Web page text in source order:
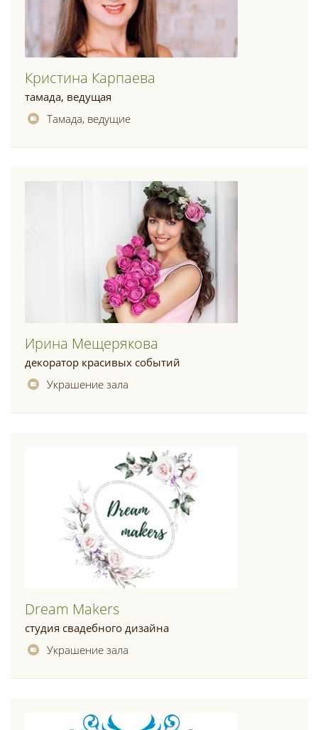
Кристина Карпаева
тамада, ведущая
Тамада, ведущие
Ирина Мещерякова
декоратор красивых событий
Украшение зала
Dream Makers
студия свадебного дизайна
Украшение зала